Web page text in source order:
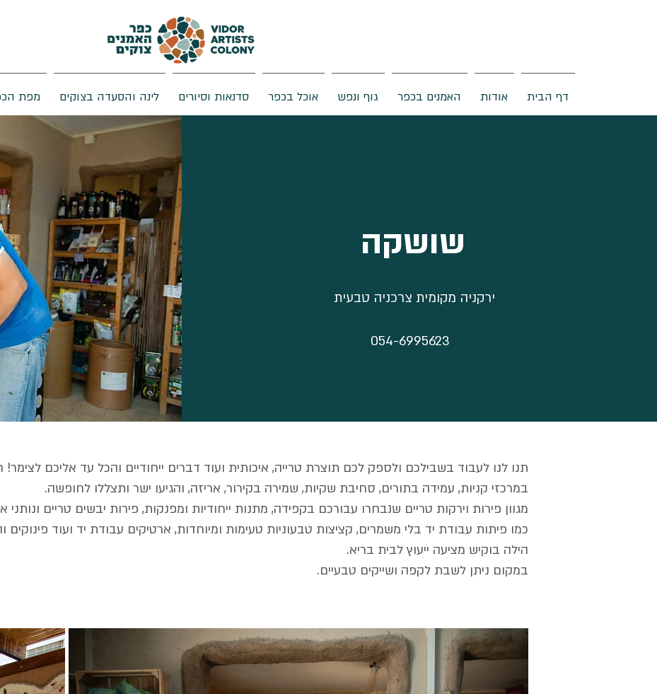
דף הבית אודות האמנים בכפר גוף ונפש אוכל בכפר סדנאות וסיורים לינה והסעדה בצוקים מפת
שושקה
ירקניה מקומית צרכניה טבעית
054-6995623
תנו לנו לעבוד בשבילכם ולספק לכם תוצרת טרייה, איכותית ועוד דברים ייחודיים והכל עד אליכם
במרכזי קניות, עמידה בתורים, סחיבת שקיות, שמירה בקירור, אריזה, והגיעו ישר ותצללו לחופשה.
מגוון פירות וירקות טריים שנבחרו עבורכם בקפידה, מתנות ייחודיות ומפנקות, פירות יבשים טריים ונותני
כמו פיתות עבודת יד בלי משמרים, קציצות טבעוניות טעימות ומיוחדות, ארטיקים עבודת יד ועוד
הילה בוקיש מציעה ייעוץ לבית בריא.
במקום ניתן לשבת לקפה ושייקים טבעיים.